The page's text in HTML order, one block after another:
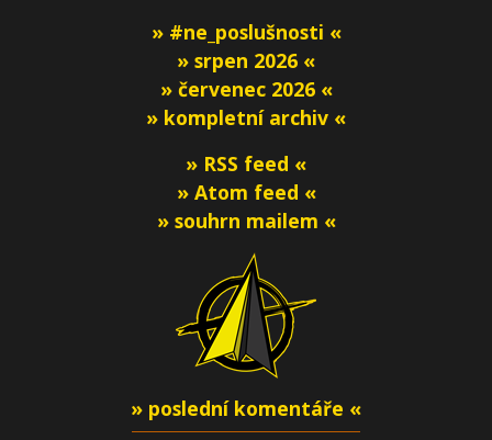
» #ne_poslušnosti «
» srpen 2026 «
» červenec 2026 «
» kompletní archiv «
» RSS feed «
» Atom feed «
» souhrn mailem «
» poslední komentáře «